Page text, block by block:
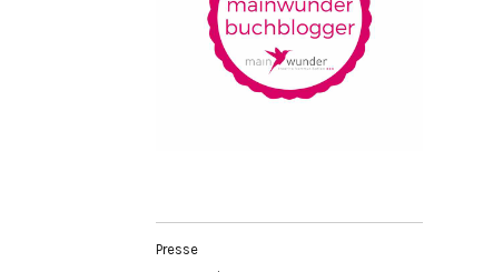
Presse